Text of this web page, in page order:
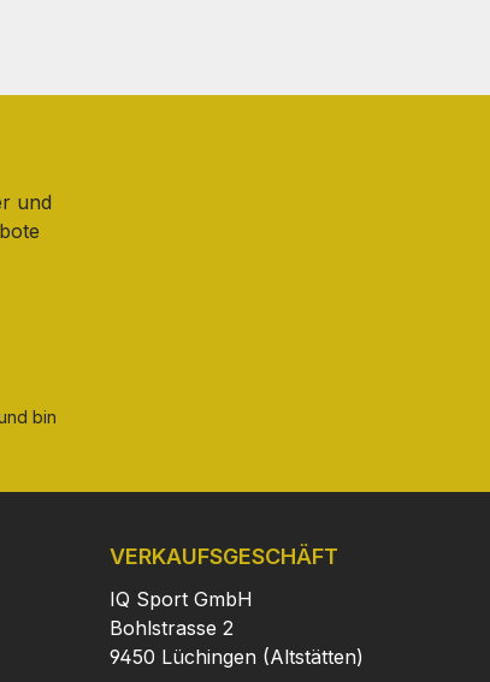
und
bin
VERKAUFSGESCHÄFT
IQ Sport GmbH
Bohlstrasse 2
9450 Lüchingen (Altstätten)